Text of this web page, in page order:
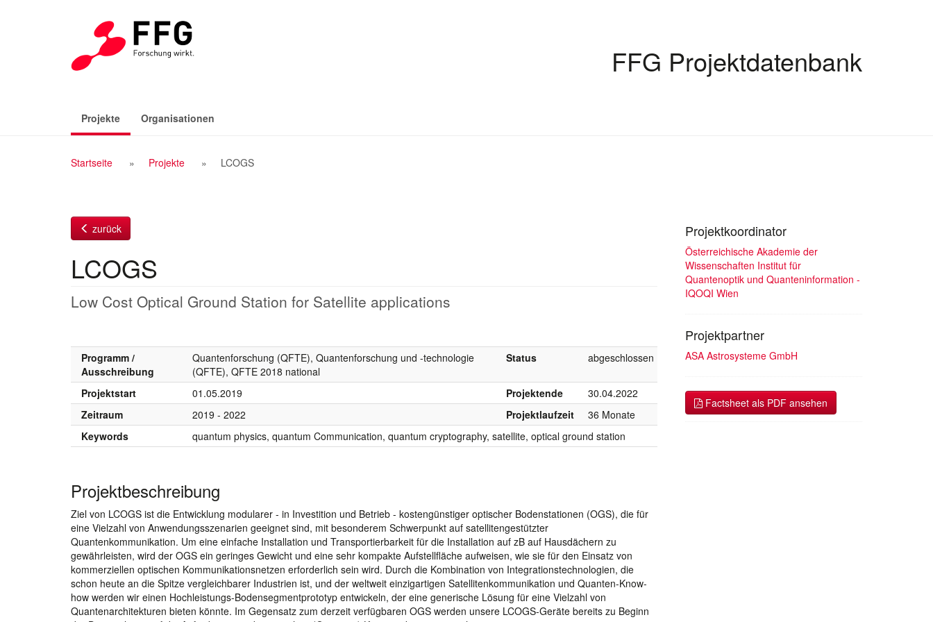
FFG Projektdatenbank
Projekte(aktiv)Organisationen
Breadcrumb
Startseite Projekte LCOGS
zurück
LCOGS
Low Cost Optical Ground Station for Satellite applications
Programm /
Ausschreibung
Quantenforschung (QFTE), Quantenforschung und -technologie
(QFTE), QFTE 2018 national
Status abgeschlossen
Projektstart 01.05.2019 Projektende
30.04.2022
Zeitraum
2019 - 2022 Projektlaufzeit
36 Monate
Keywords
quantum physics, quantum Communication, quantum cryptography, satellite, optical ground station
Projektbeschreibung
Ziel von LCOGS ist die Entwicklung modularer - in Investition und Betrieb - kostengünstiger optischer Bodenstationen (OGS), die für
eine Vielzahl von Anwendungsszenarien geeignet sind, mit besonderem Schwerpunkt auf satellitengestützter
Quantenkommunikation. Um eine einfache Installation und Transportierbarkeit für die Installation auf zB auf Hausdächern zu
gewährleisten, wird der OGS ein geringes Gewicht und eine sehr kompakte Aufstellfläche aufweisen, wie sie für den Einsatz von
kommerziellen optischen Kommunikationsnetzen erforderlich sein wird. Durch die Kombination von Integrationstechnologien, die
schon heute an die Spitze vergleichbarer Industrien ist, und der weltweit einzigartigen Satellitenkommunikation und Quanten-Know-
how werden wir einen Hochleistungs-Bodensegmentprototyp entwickeln, der eine generische Lösung für eine Vielzahl von
Quantenarchitekturen bieten könnte. Im Gegensatz zum derzeit verfügbaren OGS werden unsere LCOGS-Geräte bereits zu Beginn
Projektkoordinator
Österreichische Akademie der
Wissenschaften Institut für
Quantenoptik und Quanteninformation -
IQOQI Wien
Projektpartner
ASA Astrosysteme GmbH
Factsheet als PDF ansehen